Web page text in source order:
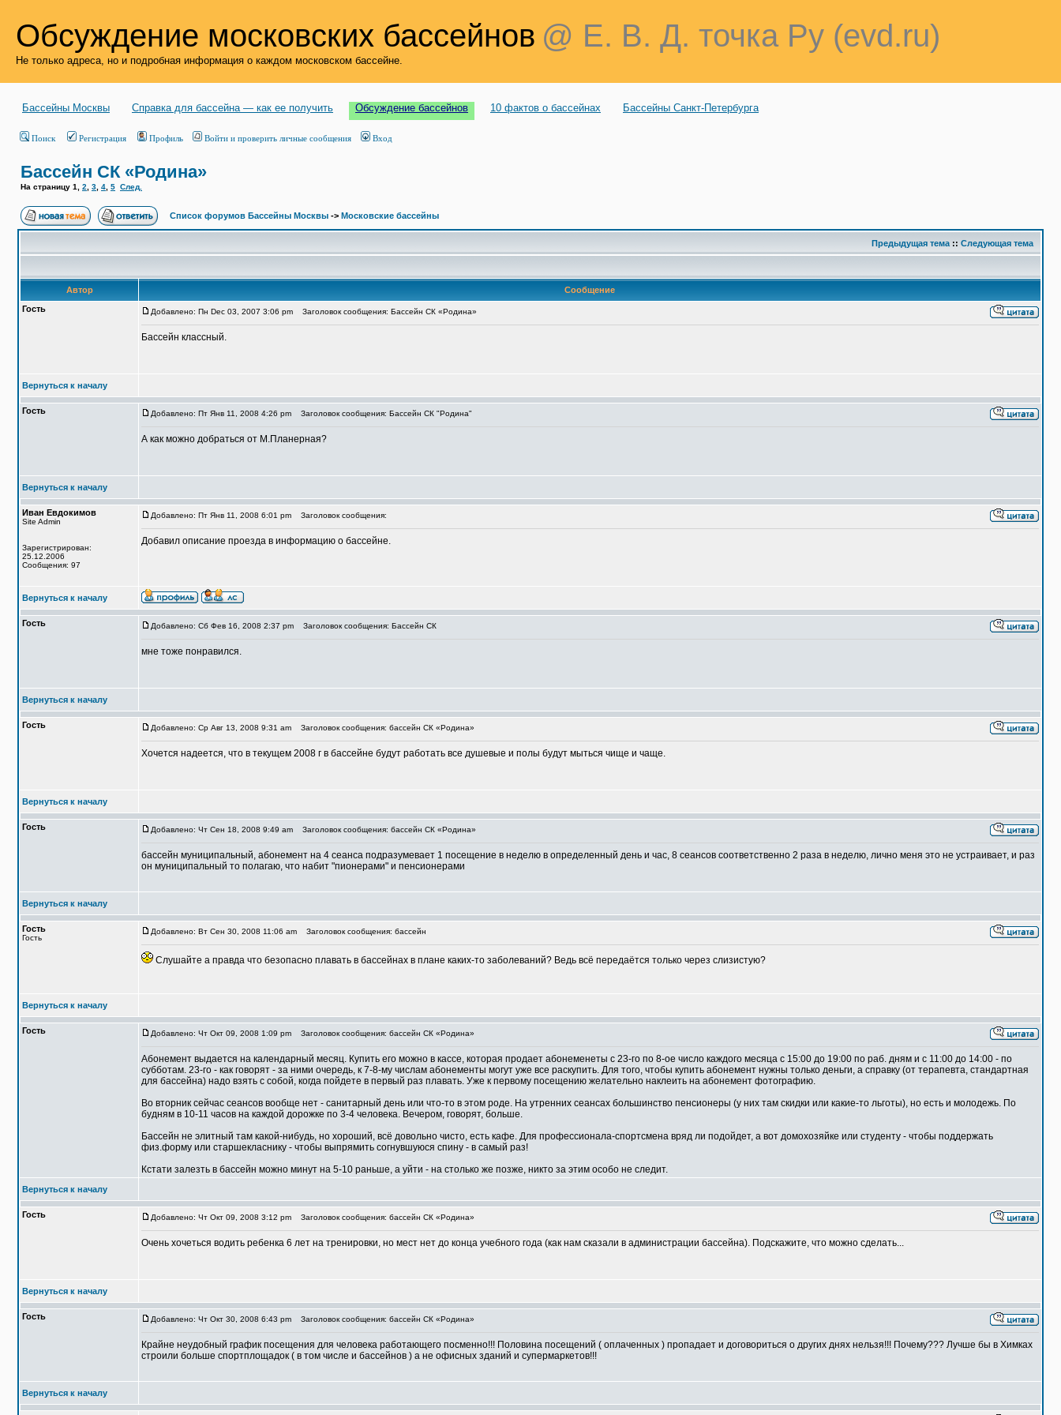
Обсуждение московских бассейнов @ Е. В. Д. точка Ру (evd.ru)
Не только адреса, но и подробная информация о каждом московском бассейне.
Бассейны Москвы Справка для бассейна — как ее получить Обсуждение бассейнов 10 фактов о бассейнах Бассейны Санкт-Петербурга
Поиск Регистрация Профиль Войти и проверить личные сообщения Вход
Бассейн СК «Родина»
На страницу 1 2 3 4 5 След.
Список форумов Бассейны Москвы -> Московские бассейны
Предыдущая тема :: Следующая тема
Автор
Сообщение
Гость
Добавлено: Пн Dec 03, 2007 3:06 pm Заголовок сообщения: Бассейн СК «Родина»
Бассейн классный.
Вернуться к началу
Гость Добавлено: Пт Янв 11, 2008 4:26 pm Заголовок сообщения: Бассейн СК "Родина"
А как можно добраться от М.Планерная?
Вернуться к началу
Иван Евдокимов
Site Admin
Зарегистрирован:
25.12.2006
Сообщения: 97
Добавлено: Пт Янв 11, 2008 6:01 pm Заголовок сообщения:
Добавил описание проезда в информацию о бассейне.
Вернуться к началу
Гость Добавлено: Сб Фев 16, 2008 2:37 pm Заголовок сообщения: Бассейн СК
мне тоже понравился.
Вернуться к началу
Гость Добавлено: Ср Авг 13, 2008 9:31 am Заголовок сообщения: бассейн СК «Родина»
Хочется надеется, что в текущем 2008 г в бассейне будут работать все душевые и полы будут мыться чище и чаще.
Вернуться к началу
Гость Добавлено: Чт Сен 18, 2008 9:49 am Заголовок сообщения: бассейн СК «Родина»
бассейн муниципальный, абонемент на 4 сеанса подразумевает 1 посещение в неделю в определенный день и час, 8 сеансов соответственно 2 раза в неделю, лично меня это не устраивает, и раз
он муниципальный то полагаю, что набит "пионерами" и пенсионерами
Вернуться к началу
Гость
Гость
Добавлено: Вт Сен 30, 2008 11:06 am Заголовок сообщения: бассейн
Слушайте а правда что безопасно плавать в бассейнах в плане каких-то заболеваний? Ведь всё передаётся только через слизистую?
Вернуться к началу
Гость Добавлено: Чт Окт 09, 2008 1:09 pm Заголовок сообщения: бассейн СК «Родина»
Абонемент выдается на календарный месяц. Купить его можно в кассе, которая продает абонеменеты с 23-го по 8-ое число каждого месяца с 15:00 до 19:00 по раб. дням и с 11:00 до 14:00 - по
субботам. 23-го - как говорят - за ними очередь, к 7-8-му числам абонементы могут уже все раскупить. Для того, чтобы купить абонемент нужны только деньги, а справку (от терапевта, стандартная
для бассейна) надо взять с собой, когда пойдете в первый раз плавать. Уже к первому посещению желательно наклеить на абонемент фотографию.
Во вторник сейчас сеансов вообще нет - санитарный день или что-то в этом роде. На утренних сеансах большинство пенсионеры (у них там скидки или какие-то льготы), но есть и молодежь. По
будням в 10-11 часов на каждой дорожке по 3-4 человека. Вечером, говорят, больше.
Бассейн не элитный там какой-нибудь, но хороший, всё довольно чисто, есть кафе. Для профессионала-спортсмена вряд ли подойдет, а вот домохозяйке или студенту - чтобы поддержать
физ.форму или старшекласнику - чтобы выпрямить согнувшуюся спину - в самый раз!
Кстати залезть в бассейн можно минут на 5-10 раньше, а уйти - на столько же позже, никто за этим особо не следит.
Вернуться к началу
Гость Добавлено: Чт Окт 09, 2008 3:12 pm Заголовок сообщения: бассейн СК «Родина»
Очень хочеться водить ребенка 6 лет на тренировки, но мест нет до конца учебного года (как нам сказали в администрации бассейна). Подскажите, что можно сделать...
Вернуться к началу
Гость Добавлено: Чт Окт 30, 2008 6:43 pm Заголовок сообщения: бассейн СК «Родина»
Крайне неудобный график посещения для человека работающего посменно!!! Половина посещений ( оплаченных ) пропадает и договориться о других днях нельзя!!! Почему??? Лучше бы в Химках
строили больше спортплощадок ( в том числе и бассейнов ) а не офисных зданий и супермаркетов!!!
Вернуться к началу